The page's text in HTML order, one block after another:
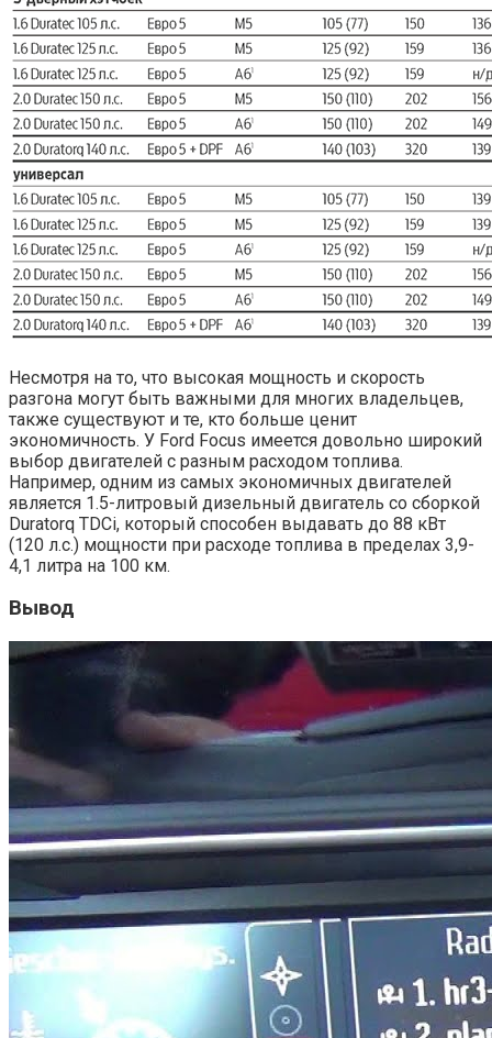
Несмотря на то, что высокая мощность и скорость
разгона могут быть важными для многих владельцев,
также существуют и те, кто больше ценит
экономичность. У Ford Focus имеется довольно широкий
выбор двигателей с разным расходом топлива.
Например, одним из самых экономичных двигателей
является 1.5-литровый дизельный двигатель со сборкой
Duratorq TDCi, который способен выдавать до 88 кВт
(120 л.с.) мощности при расходе топлива в пределах 3,9-
4,1 литра на 100 км.
Вывод